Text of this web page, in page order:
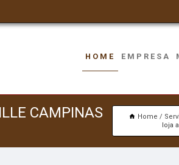
HOME EMPRESA
CAMPINAS
Home
loja